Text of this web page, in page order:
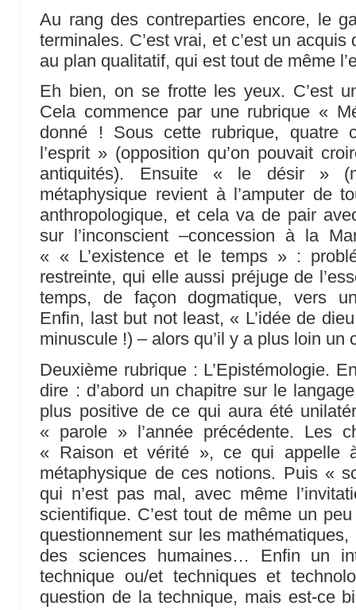
Au rang des contreparties encore, le
terminales. C’est vrai, et c’est un acquis
au plan qualitatif, qui est tout de même
Eh bien, on se frotte les yeux. C’est
Cela commence par une rubrique «
donné ! Sous cette rubrique, quatre
l’esprit » (opposition qu’on pouvait
antiquités). Ensuite « le désir »
métaphysique revient à l’amputer de
anthropologique, et cela va de pair
sur l’inconscient –concession à la
« « L’existence et le temps » :
restreinte, qui elle aussi préjuge de
temps, de façon dogmatique, vers
Enfin, last but not least, « L’idée de
minuscule !) – alors qu’il y a plus loin
Deuxième rubrique : L’Epistémologie.
dire : d’abord un chapitre sur le
plus positive de ce qui aura été
« parole » l’année précédente. Les
« Raison et vérité », ce qui appelle
métaphysique de ces notions. Puis «
qui n’est pas mal, avec même
scientifique. C’est tout de même un
questionnement sur les
des sciences humaines… Enfin un
technique ou/et techniques et
question de la technique, mais est-ce